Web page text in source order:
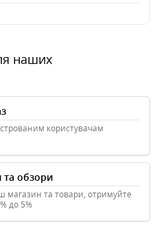
наших
користувачам
та обзори
магазин та товари, отримуйте
до 5%